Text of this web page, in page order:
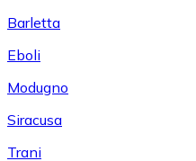
Barletta
Eboli
Modugno
Siracusa
Trani